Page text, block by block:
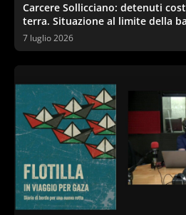
Carcere Sollicciano: detenuti
terra. Situazione al limite della
sindacati e garante
7 luglio 2026